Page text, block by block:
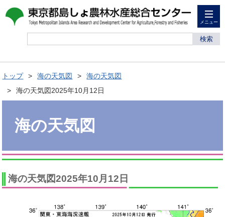
メニュー
検索
トップ 海の天気図
海の天気図
海の天気図2025年10月12日
海の天気図
海の天気図2025年10月12日